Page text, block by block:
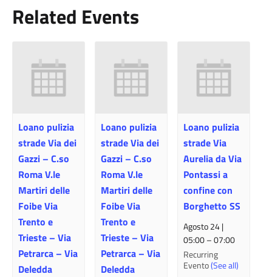
Related Events
Loano pulizia
strade Via dei
Gazzi – C.so
Roma V.le
Martiri delle
Foibe Via
Trento e
Trieste – Via
Petrarca – Via
Deledda
Loano pulizia
strade Via dei
Gazzi – C.so
Roma V.le
Martiri delle
Foibe Via
Trento e
Trieste – Via
Petrarca – Via
Deledda
Loano pulizia
strade Via
Aurelia da Via
Pontassi a
confine con
Borghetto SS
Agosto 24 |
05:00–07:00
Recurring
Evento(See all)